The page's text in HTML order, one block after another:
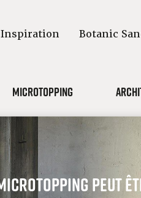
Inspiration Botanic
Microtopping
peut